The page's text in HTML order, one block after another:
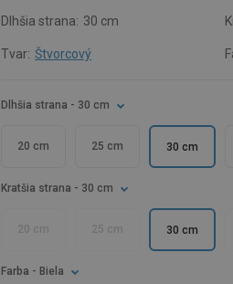
Dlhšia strana: 30 cm
Tvar: Štvorcový
Dlhšia strana - 30 cm
20 cm 25 cm 30 cm
Kratšia strana - 30 cm
20 cm 25 cm 30 cm
Farba - Biela